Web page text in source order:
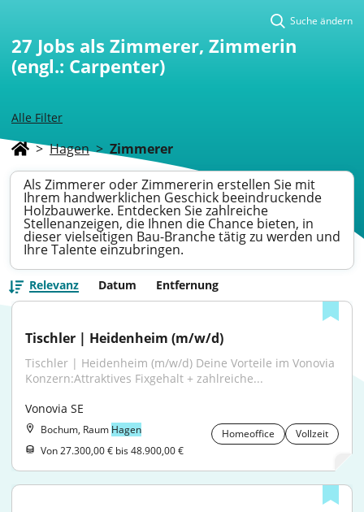
Alle Filter
Suche ändern
27 Jobs als Zimmerer, Zimmerin
(engl.: Carpenter)
> Hagen > Zimmerer
Als Zimmerer oder Zimmererin erstellen Sie mit
Ihrem handwerklichen Geschick beeindruckende
Holzbauwerke. Entdecken Sie zahlreiche
Stellenanzeigen, die Ihnen die Chance bieten, in
dieser vielseitigen Bau-Branche tätig zu werden und
Ihre Talente einzubringen.
Relevanz Datum Entfernung
Tischler | Heidenheim (m/w/d)
Tischler | Heidenheim (m/w/d) Deine Vorteile im Vonovia
Konzern:Attraktives Fixgehalt + zahlreiche...
Vonovia SE
Bochum, Raum Hagen Homeoffice
Vollzeit
Von 27.300,00 € bis 48.900,00 €